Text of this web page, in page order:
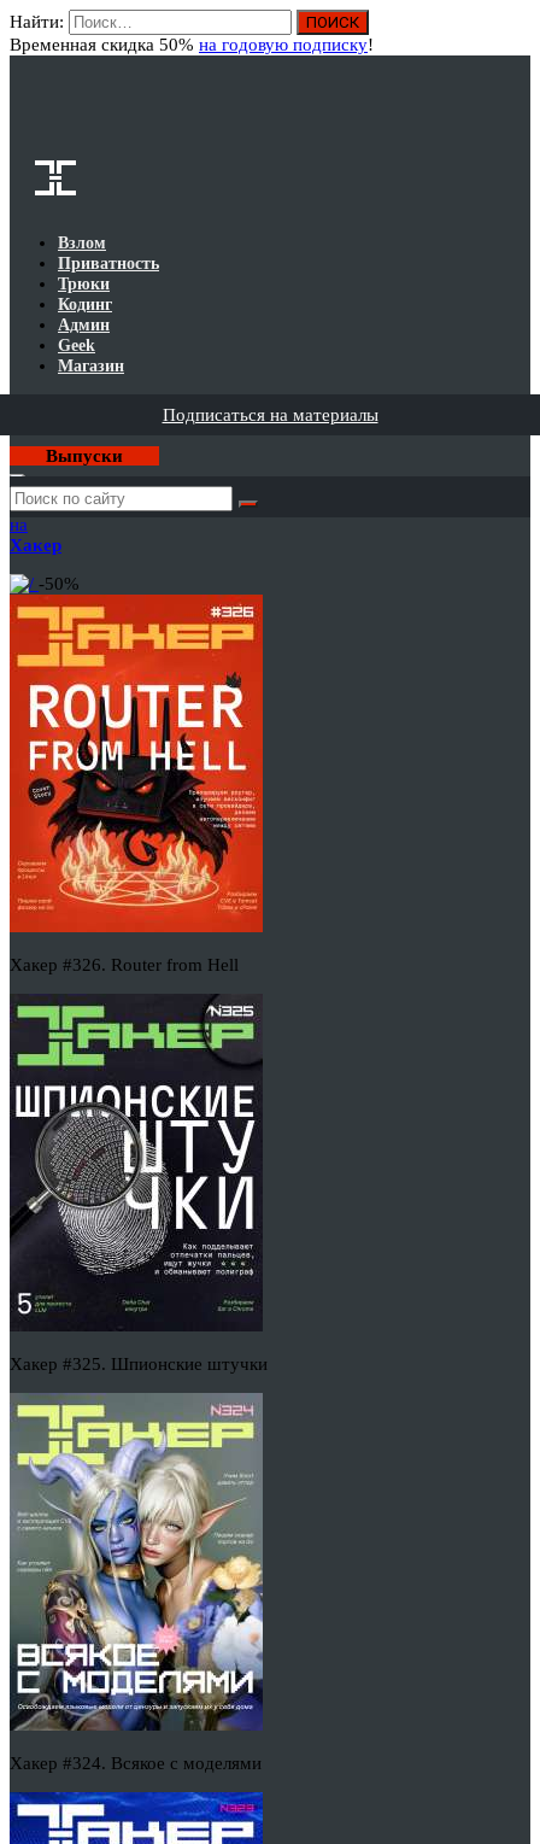
Найти:
Временная скидка 50% на годовую подписку!
Взлом
Приватность
Трюки
Кодинг
Админ
Geek
Магазин
Подписаться на материалы
Выпуски
Годовая
подписка
на
Хакер
-50%
Хакер #326. Router from Hell
Хакер #325. Шпионские штучки
Хакер #324. Всякое с моделями